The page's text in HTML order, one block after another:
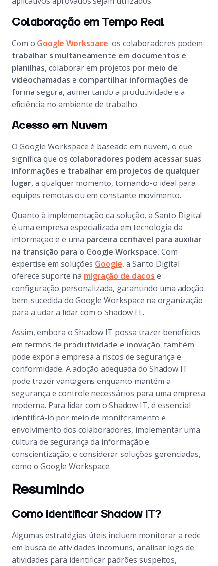
Colaboração em Tempo Real
Com o Google Workspace, os colaboradores podem
trabalhar simultaneamente em documentos e
planilhas,colaborar em projetos por meio de
videochamadas e compartilhar informações de
forma segura,aumentando a produtividade e a
eficiência no ambiente de trabalho.
Acesso em Nuvem
O Google Workspace é baseado em nuvem, o que
significa que os colaboradores podem acessar suas
informações e trabalhar em projetos de qualquer
lugar,a qualquer momento, tornando-o ideal para
equipes remotas ou em constante movimento.
Quanto à implementação da solução, a Santo Digital
é uma empresa especializada em tecnologia da
informação e é uma parceira confiável para auxiliar
na transição para o Google Workspace. Com
expertise em soluções Google, a Santo Digital
oferece suporte na migração de dados e
configuração personalizada, garantindo uma adoção
bem-sucedida do Google Workspace na organização
para ajudar a lidar com o Shadow IT.
Assim, embora o Shadow IT possa trazer benefícios
em termos de produtividade e inovação, também
pode expor a empresa a riscos de segurança e
conformidade. A adoção adequada do Shadow IT
pode trazer vantagens enquanto mantém a
segurança e controle necessários para uma empresa
moderna. Para lidar com o Shadow IT, é essencial
identificá-lo por meio de monitoramento e
envolvimento dos colaboradores, implementar uma
cultura de segurança da informação e
conscientização, e considerar soluções gerenciadas,
como o Google Workspace.
Resumindo
Como identificar Shadow IT?
Algumas estratégias úteis incluem monitorar a rede
em busca de atividades incomuns, analisar logs de
atividades para identificar padrões suspeitos,